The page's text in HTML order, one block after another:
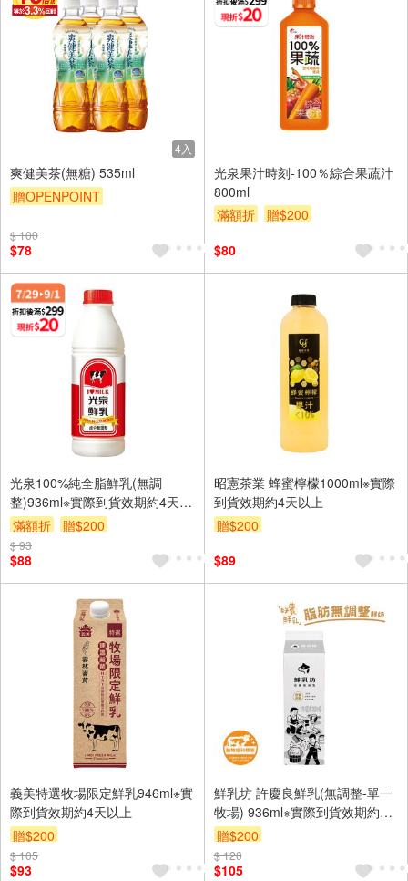
4入
爽健美茶(無糖) 535ml
贈OPENPOINT
贈$200
$ 100
$78
光泉果汁時刻-100％綜合果蔬汁
800ml
滿額折
贈$200
$80
光泉100%純全脂鮮乳(無調
整)936ml※實際到貨效期約4天以
上
滿額折 贈$200
$ 93
$88
昭憲茶業 蜂蜜檸檬1000ml※實際
到貨效期約4天以上
贈$200
$89
義美特選牧場限定鮮乳946ml※實
際到貨效期約4天以上
贈$200
$ 105
$93
鮮乳坊 許慶良鮮乳(無調整-單一
牧場) 936ml※實際到貨效期約4
天以上
贈$200
$ 120
$105